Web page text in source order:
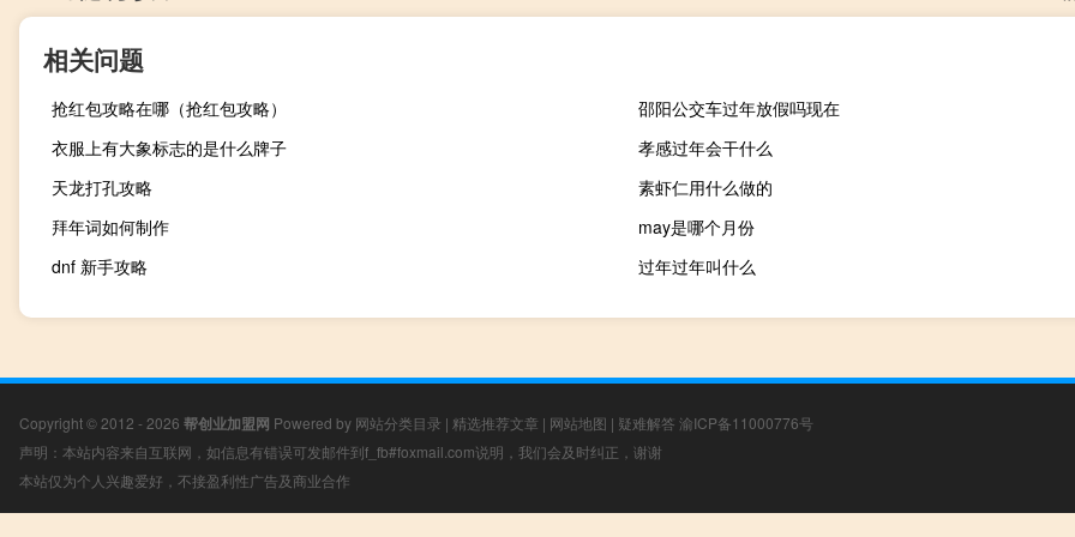
相关问题
抢红包攻略在哪（抢红包攻略）
邵阳公交车过年放假吗现在
衣服上有大象标志的是什么牌子
孝感过年会干什么
天龙打孔攻略
素虾仁用什么做的
拜年词如何制作
may是哪个月份
dnf 新手攻略
过年过年叫什么
Copyright © 2012 - 2026 帮创业加盟网 Powered by 网站分类目录 | 精选推荐文章 | 网站地图 | 疑难解答 渝ICP备11000776号
声明：本站内容来自互联网，如信息有错误可发邮件到f_fb#foxmail.com说明，我们会及时纠正，谢谢
本站仅为个人兴趣爱好，不接盈利性广告及商业合作